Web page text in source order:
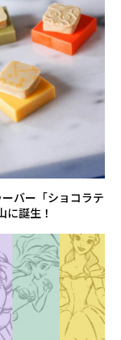
バー「ショコラテ
に誕生！